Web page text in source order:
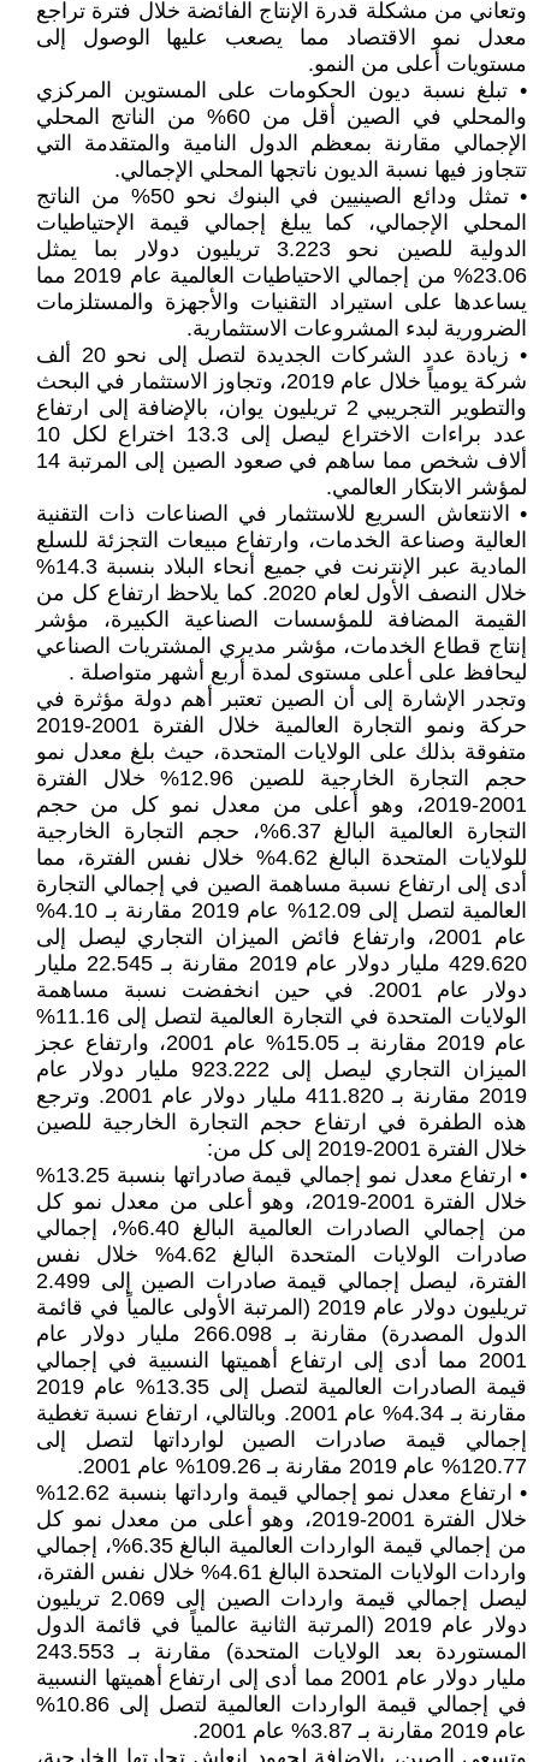
وتعاني من مشكلة قدرة الإنتاج الفائضة خلال فترة تراجع
معدل نمو الاقتصاد مما يصعب عليها الوصول إلى
مستويات أعلى من النمو.
• تبلغ نسبة ديون الحكومات على المستوين المركزي
والمحلي في الصين أقل من 60% من الناتج المحلي
الإجمالي مقارنة بمعظم الدول النامية والمتقدمة التي
تتجاوز فيها نسبة الديون ناتجها المحلي الإجمالي.
• تمثل ودائع الصينيين في البنوك نحو 50% من الناتج
المحلي الإجمالي، كما يبلغ إجمالي قيمة الإحتياطيات
الدولية للصين نحو 3.223 تريليون دولار بما يمثل
23.06% من إجمالي الاحتياطيات العالمية عام 2019 مما
يساعدها على استيراد التقنيات والأجهزة والمستلزمات
الضرورية لبدء المشروعات الاستثمارية.
• زيادة عدد الشركات الجديدة لتصل إلى نحو 20 ألف
شركة يومياً خلال عام 2019، وتجاوز الاستثمار في البحث
والتطوير التجريبي 2 تريليون يوان، بالإضافة إلى ارتفاع
عدد براءات الاختراع ليصل إلى 13.3 اختراع لكل 10
ألاف شخص مما ساهم في صعود الصين إلى المرتبة 14
لمؤشر الابتكار العالمي.
• الانتعاش السريع للاستثمار في الصناعات ذات التقنية
العالية وصناعة الخدمات، وارتفاع مبيعات التجزئة للسلع
المادية عبر الإنترنت في جميع أنحاء البلاد بنسبة 14.3%
خلال النصف الأول لعام 2020. كما يلاحظ ارتفاع كل من
القيمة المضافة للمؤسسات الصناعية الكبيرة، مؤشر
إنتاج قطاع الخدمات، مؤشر مديري المشتريات الصناعي
ليحافظ على أعلى مستوى لمدة أربع أشهر متواصلة .
وتجدر الإشارة إلى أن الصين تعتبر أهم دولة مؤثرة في
حركة ونمو التجارة العالمية خلال الفترة 2001-2019
متفوقة بذلك على الولايات المتحدة، حيث بلغ معدل نمو
حجم التجارة الخارجية للصين 12.96% خلال الفترة
2001-2019، وهو أعلى من معدل نمو كل من حجم
التجارة العالمية البالغ 6.37%، حجم التجارة الخارجية
للولايات المتحدة البالغ 4.62% خلال نفس الفترة، مما
أدى إلى ارتفاع نسبة مساهمة الصين في إجمالي التجارة
العالمية لتصل إلى 12.09% عام 2019 مقارنة بـ 4.10%
عام 2001، وارتفاع فائض الميزان التجاري ليصل إلى
429.620 مليار دولار عام 2019 مقارنة بـ 22.545 مليار
دولار عام 2001. في حين انخفضت نسبة مساهمة
الولايات المتحدة في التجارة العالمية لتصل إلى 11.16%
عام 2019 مقارنة بـ 15.05% عام 2001، وارتفاع عجز
الميزان التجاري ليصل إلى 923.222 مليار دولار عام
2019 مقارنة بـ 411.820 مليار دولار عام 2001. وترجع
هذه الطفرة في ارتفاع حجم التجارة الخارجية للصين
خلال الفترة 2001-2019 إلى كل من:
• ارتفاع معدل نمو إجمالي قيمة صادراتها بنسبة 13.25%
خلال الفترة 2001-2019، وهو أعلى من معدل نمو كل
من إجمالي الصادرات العالمية البالغ 6.40%، إجمالي
صادرات الولايات المتحدة البالغ 4.62% خلال نفس
الفترة، ليصل إجمالي قيمة صادرات الصين إلى 2.499
تريليون دولار عام 2019 (المرتبة الأولى عالمياً في قائمة
الدول المصدرة) مقارنة بـ 266.098 مليار دولار عام
2001 مما أدى إلى ارتفاع أهميتها النسبية في إجمالي
قيمة الصادرات العالمية لتصل إلى 13.35% عام 2019
مقارنة بـ 4.34% عام 2001. وبالتالي، ارتفاع نسبة تغطية
إجمالي قيمة صادرات الصين لوارداتها لتصل إلى
120.77% عام 2019 مقارنة بـ 109.26% عام 2001.
• ارتفاع معدل نمو إجمالي قيمة وارداتها بنسبة 12.62%
خلال الفترة 2001-2019، وهو أعلى من معدل نمو كل
من إجمالي قيمة الواردات العالمية البالغ 6.35%، إجمالي
واردات الولايات المتحدة البالغ 4.61% خلال نفس الفترة،
ليصل إجمالي قيمة واردات الصين إلى 2.069 تريليون
دولار عام 2019 (المرتبة الثانية عالمياً في قائمة الدول
المستوردة بعد الولايات المتحدة) مقارنة بـ 243.553
مليار دولار عام 2001 مما أدى إلى ارتفاع أهميتها النسبية
في إجمالي قيمة الواردات العالمية لتصل إلى 10.86%
عام 2019 مقارنة بـ 3.87% عام 2001.